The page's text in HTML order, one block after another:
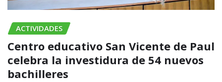
ACTIVIDADES
Centro educativo San Vicente de Paul
celebra la investidura de 54 nuevos
bachilleres